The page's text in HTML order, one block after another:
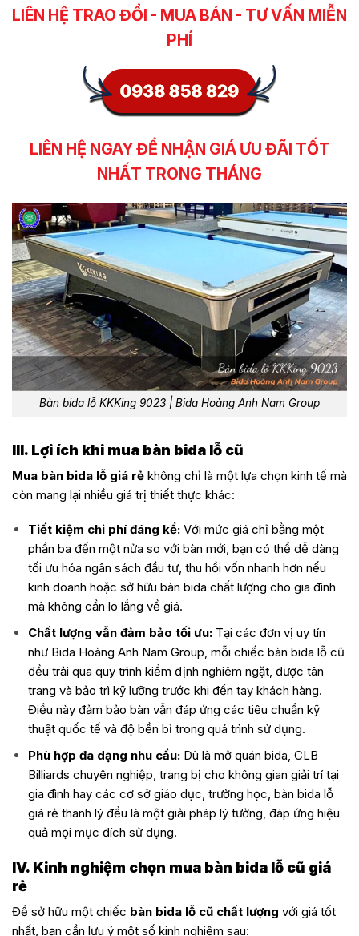
LIÊN HỆ TRAO ĐỔI - MUA BÁN - TƯ VẤN MIỄN
PHÍ
LIÊN HỆ NGAY ĐỂ NHẬN GIÁ ƯU ĐÃI TỐT
NHẤT TRONG THÁNG
Bàn bida lỗ KKKing 9023 | Bida Hoàng Anh Nam Group
III. Lợi ích khi mua bàn bida lỗ cũ
Mua bàn bida lỗ giá rẻ không chỉ là một lựa chọn kinh tế mà
còn mang lại nhiều giá trị thiết thực khác:
Tiết kiệm chi phí đáng kể: Với mức giá chỉ bằng một
phần ba đến một nửa so với bàn mới, bạn có thể dễ dàng
tối ưu hóa ngân sách đầu tư, thu hồi vốn nhanh hơn nếu
kinh doanh hoặc sở hữu bàn bida chất lượng cho gia đình
mà không cần lo lắng về giá.
Chất lượng vẫn đảm bảo tối ưu: Tại các đơn vị uy tín
như Bida Hoàng Anh Nam Group, mỗi chiếc bàn bida lỗ cũ
đều trải qua quy trình kiểm định nghiêm ngặt, được tân
trang và bảo trì kỹ lưỡng trước khi đến tay khách hàng.
Điều này đảm bảo bàn vẫn đáp ứng các tiêu chuẩn kỹ
thuật quốc tế và độ bền bỉ trong quá trình sử dụng.
Phù hợp đa dạng nhu cầu:Dù là mở quán bida, CLB
Billiards chuyên nghiệp, trang bị cho không gian giải trí tại
gia đình hay các cơ sở giáo dục, trường học, bàn bida lỗ
giá rẻ thanh lý đều là một giải pháp lý tưởng, đáp ứng hiệu
quả mọi mục đích sử dụng.
IV. Kinh nghiệm chọn mua bàn bida lỗ cũ giá
rẻ
Để sở hữu một chiếc bàn bida lỗ cũ chất lượng với giá tốt
nhất, bạn cần lưu ý một số kinh nghiệm sau: